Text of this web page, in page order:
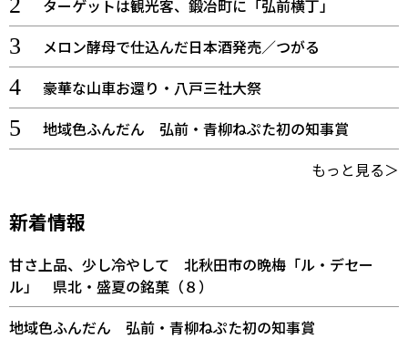
ターゲットは観光客、鍛冶町に「弘前横丁」
メロン酵母で仕込んだ日本酒発売／つがる
豪華な山車お還り・八戸三社大祭
地域色ふんだん 弘前・青柳ねぷた初の知事賞
もっと見る＞
新着情報
甘さ上品、少し冷やして 北秋田市の晩梅「ル・デセー
ル」 県北・盛夏の銘菓（８）
地域色ふんだん 弘前・青柳ねぷた初の知事賞